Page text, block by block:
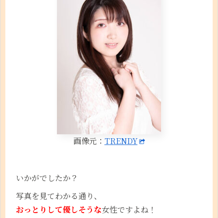
画像元： TRENDY
いかがでしたか？
写真を見てわかる通り、
おっとりして優しそうな女性ですよね！